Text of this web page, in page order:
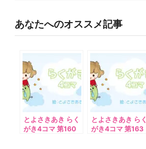
あなたへのオススメ記事
とよさきあき らく
がき4コマ 第160
とよさきあき らく
がき4コマ 第163